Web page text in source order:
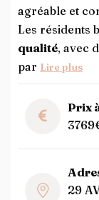
agréable et
Les résidents
qualité, avec
par Lire plus
Prix
29